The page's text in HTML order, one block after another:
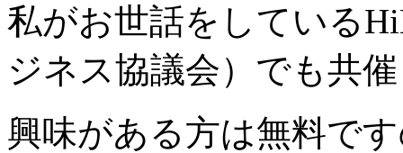
私がお世話をしている
ジネス協議会）でも共
興味がある方は無料で